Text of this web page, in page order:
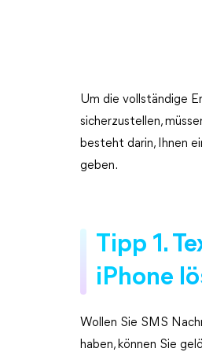
Um die vollständige
sicherzustellen,
besteht darin, Ihnen
geben.
Tipp 1.
iPhone
Wollen Sie SMS
haben, können Sie